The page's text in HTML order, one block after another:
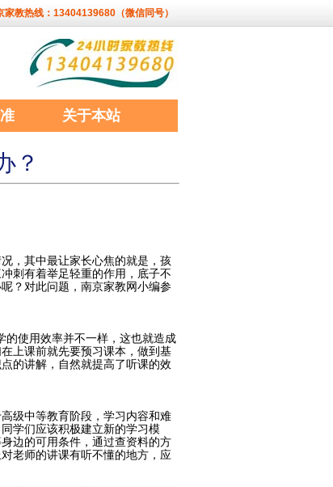
家教热线：13404139680（微信同号）
关于本站
？
，其中最让家长心焦的就是，孩
刺有着举足轻重的作用，底子不
？对此问题，南京家教网小编参
的使用效率并不一样，这也就造成
上课前就先要预习课本，做到基
的讲解，自然就提高了听课的效
级中等教育阶段，学习内容和难
学们应该积极建立新的学习模
边的可用条件，通过查资料的方
老师的讲课有听不懂的地方，应